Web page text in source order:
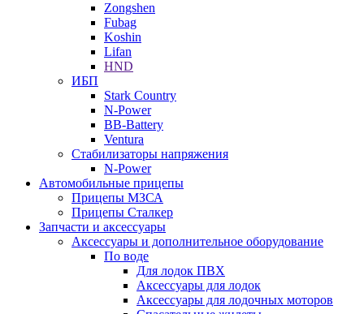
Zongshen
Fubag
Koshin
Lifan
HND
ИБП
Stark Country
N-Power
BB-Battery
Ventura
Стабилизаторы напряжения
N-Power
Автомобильные прицепы
Прицепы МЗСА
Прицепы Сталкер
Запчасти и аксессуары
Аксессуары и дополнительное оборудование
По воде
Для лодок ПВХ
Аксессуары для лодок
Аксессуары для лодочных моторов